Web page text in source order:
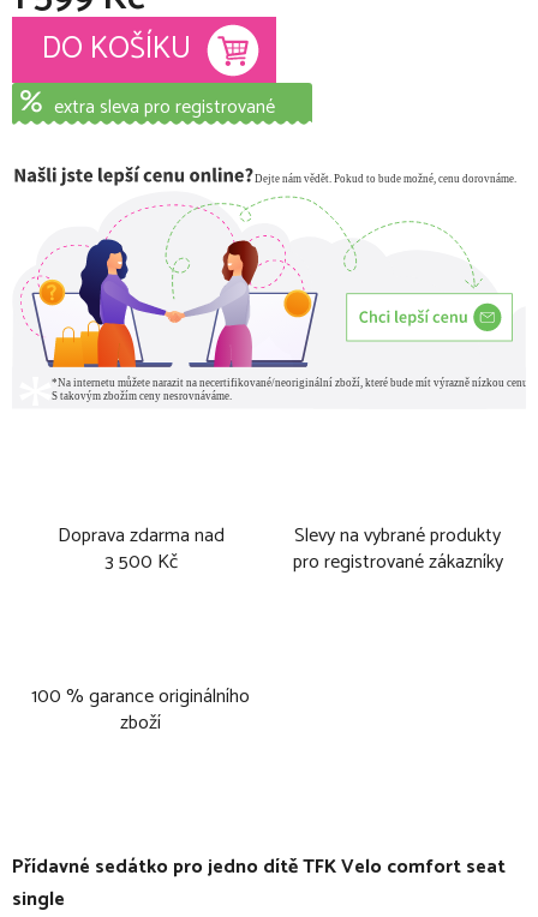
Měrná cena:
DO KOŠÍKU
extra sleva pro registrované
Doprava zdarma nad
3 500 Kč
Slevy na vybrané produkty
pro registrované zákazníky
100 % garance originálního
zboží
Přídavné sedátko pro jedno dítě TFK Velo comfort seat
single